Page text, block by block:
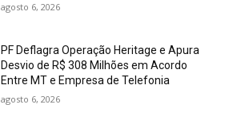
agosto 6, 2026
PF Deflagra Operação Heritage e Apura
Desvio de R$ 308 Milhões em Acordo
Entre MT e Empresa de Telefonia
agosto 6, 2026